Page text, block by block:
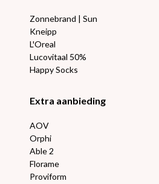
Zonnebrand | Sun
Kneipp
L'Oreal
Lucovitaal 50%
Happy Socks
Extra aanbieding
AOV
Orphi
Able 2
Florame
Proviform